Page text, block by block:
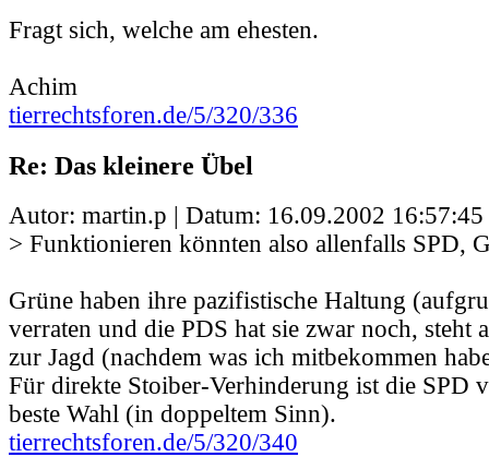
Fragt sich, welche am ehesten.
Achim
tierrechtsforen.de/5/320/336
Re: Das kleinere Übel
Autor: martin.p | Datum: 16.09.2002 16:57:45
> Funktionieren könnten also allenfalls SPD,
Grüne haben ihre pazifistische Haltung
verraten und die PDS hat sie zwar noch, steht
zur Jagd (nachdem was ich mitbekommen
Für direkte Stoiber-Verhinderung ist die SPD
beste Wahl (in doppeltem Sinn).
tierrechtsforen.de/5/320/340